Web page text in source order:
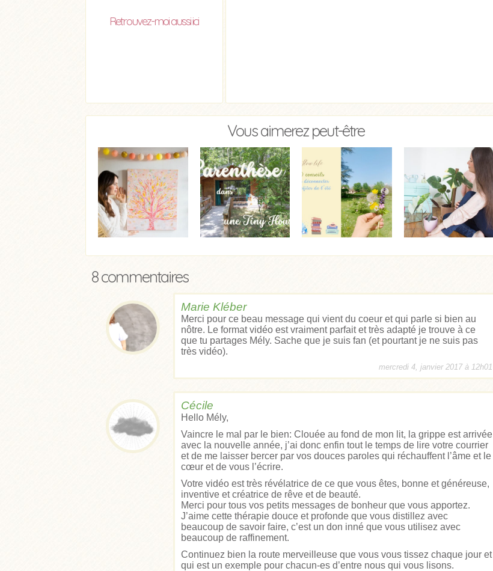
Retrouvez-moi aussi ici
Vous aimerez peut-être
8 commentaires
Marie Kléber
Merci pour ce beau message qui vient du coeur et qui parle si bien au
nôtre. Le format vidéo est vraiment parfait et très adapté je trouve à ce
que tu partages Mély. Sache que je suis fan (et pourtant je ne suis pas
très vidéo).
mercredi 4, janvier 2017 à 12h01
Cécile
Hello Mély,
Vaincre le mal par le bien: Clouée au fond de mon lit, la grippe est arrivée
avec la nouvelle année, j’ai donc enfin tout le temps de lire votre courrier
et de me laisser bercer par vos douces paroles qui réchauffent l’âme et le
cœur et de vous l’écrire.
Votre vidéo est très révélatrice de ce que vous êtes, bonne et généreuse,
inventive et créatrice de rêve et de beauté.
Merci pour tous vos petits messages de bonheur que vous apportez.
J’aime cette thérapie douce et profonde que vous distillez avec
beaucoup de savoir faire, c’est un don inné que vous utilisez avec
beaucoup de raffinement.
Continuez bien la route merveilleuse que vous vous tissez chaque jour et
qui est un exemple pour chacun-es d’entre nous qui vous lisons.